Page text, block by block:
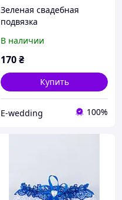
Зеленая свадебная
подвязка
В наличии
170₴
Купить
E-wedding 100%